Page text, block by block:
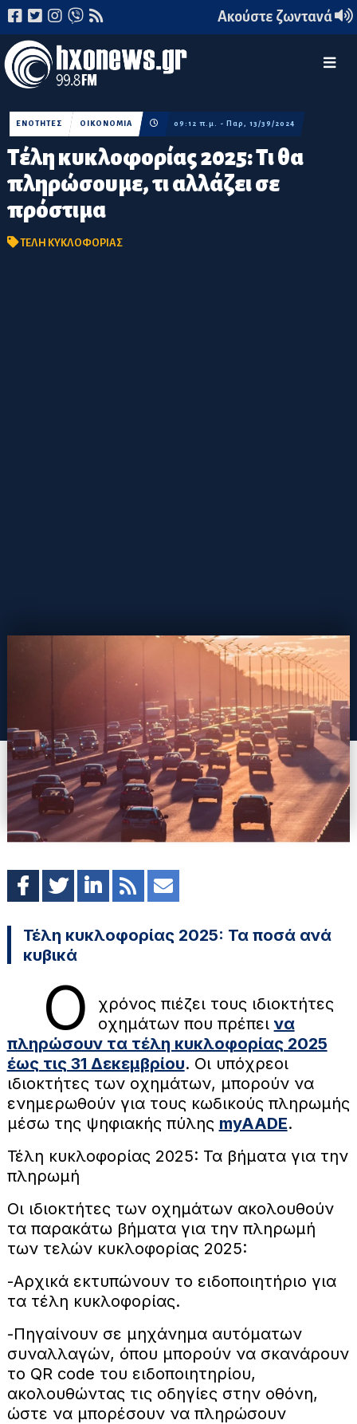
Ακούστε ζωντανά
Τέλη κυκλοφορίας 2025: Τι θα
πληρώσουμε, τι αλλάζει σε
πρόστιμα
ΕΝΟΤΗΤΕΣ ΟΙΚΟΝΟΜΙΑ 09:12 π.μ. - Παρ, 13/39/2024
ΤΕΛΗ ΚΥΚΛΟΦΟΡΙΑΣ
Τέλη κυκλοφορίας 2025: Τα ποσά ανά
κυβικά
Ο
χρόνος πιέζει τους ιδιοκτήτες
οχημάτων που πρέπει να
πληρώσουν τα τέλη κυκλοφορίας 2025
έως τις 31 Δεκεμβρίου. Οι υπόχρεοι
ιδιοκτήτες των οχημάτων, μπορούν να
ενημερωθούν για τους κωδικούς πληρωμής
μέσω της ψηφιακής πύλης myAADE.
Τέλη κυκλοφορίας 2025: Τα βήματα για την
πληρωμή
Οι ιδιοκτήτες των οχημάτων ακολουθούν
τα παρακάτω βήματα για την πληρωμή
των τελών κυκλοφορίας 2025:
-Αρχικά εκτυπώνουν το ειδοποιητήριο για
τα τέλη κυκλοφορίας.
-Πηγαίνουν σε μηχάνημα αυτόματων
συναλλαγών, όπου μπορούν να σκανάρουν
το QR code του ειδοποιητηρίου,
ακολουθώντας τις οδηγίες στην οθόνη,
ώστε να μπορέσουν να πληρώσουν